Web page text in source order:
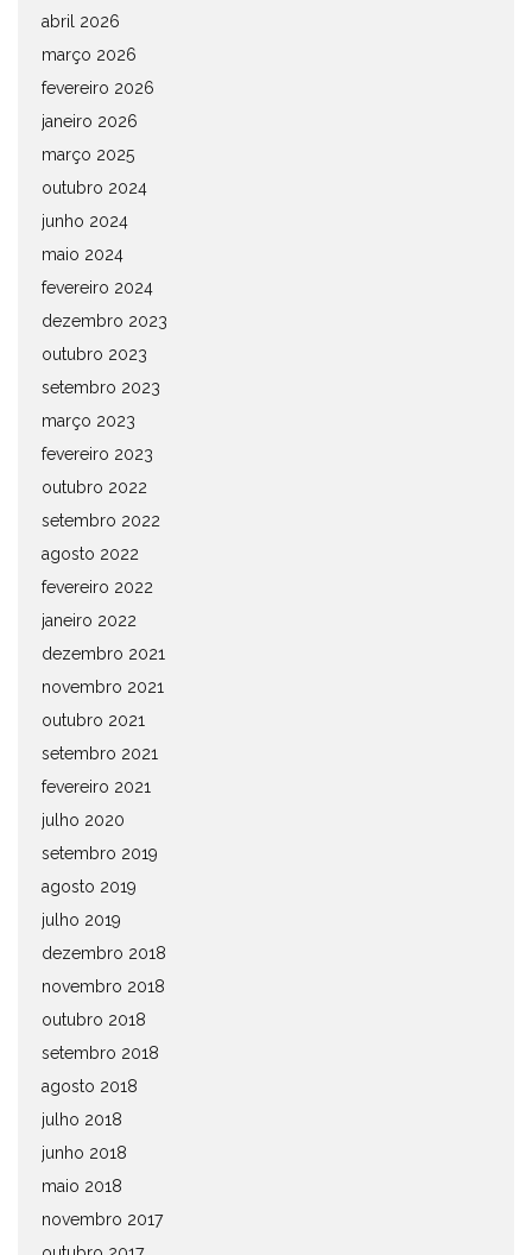
abril 2026
março 2026
fevereiro 2026
janeiro 2026
março 2025
outubro 2024
junho 2024
maio 2024
fevereiro 2024
dezembro 2023
outubro 2023
setembro 2023
março 2023
fevereiro 2023
outubro 2022
setembro 2022
agosto 2022
fevereiro 2022
janeiro 2022
dezembro 2021
novembro 2021
outubro 2021
setembro 2021
fevereiro 2021
julho 2020
setembro 2019
agosto 2019
julho 2019
dezembro 2018
novembro 2018
outubro 2018
setembro 2018
agosto 2018
julho 2018
junho 2018
maio 2018
novembro 2017